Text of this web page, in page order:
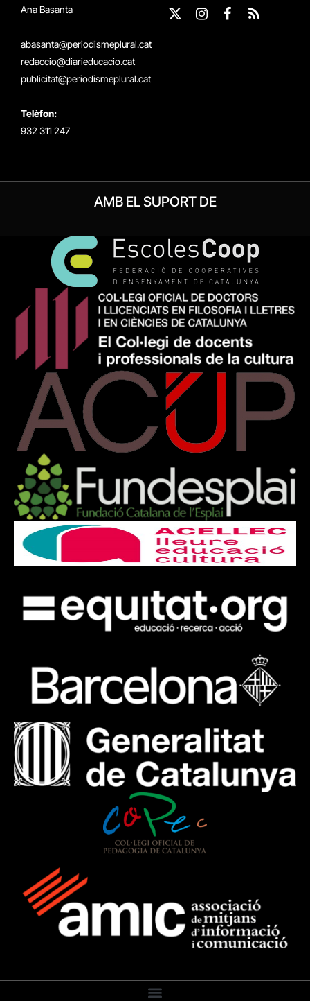
Ana Basanta
abasanta@periodismeplural.cat
redaccio@diarieducacio.cat
publicitat@periodismeplural.cat
Telèfon:
932 311 247
X
Instagram
Facebook
RSS
AMB EL SUPORT DE